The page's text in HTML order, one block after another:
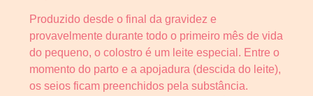
Produzido desde o final da gravidez e
provavelmente durante todo o primeiro mês de vida
do pequeno, o colostro é um leite especial. Entre o
momento do parto e a apojadura (descida do leite),
os seios ficam preenchidos pela substância.